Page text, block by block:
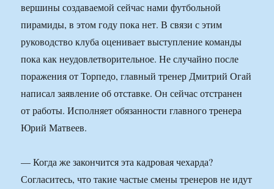
вершины создаваемой сейчас нами футбольной
пирамиды, в этом году пока нет. В связи с этим
руководство клуба оценивает выступление команды
пока как неудовлетворительное. Не случайно после
поражения от Торпедо, главный тренер Дмитрий Огай
написал заявление об отставке. Он сейчас отстранен
от работы. Исполняет обязанности главного тренера
Юрий Матвеев.
— Когда же закончится эта кадровая чехарда?
Согласитесь, что такие частые смены тренеров не идут